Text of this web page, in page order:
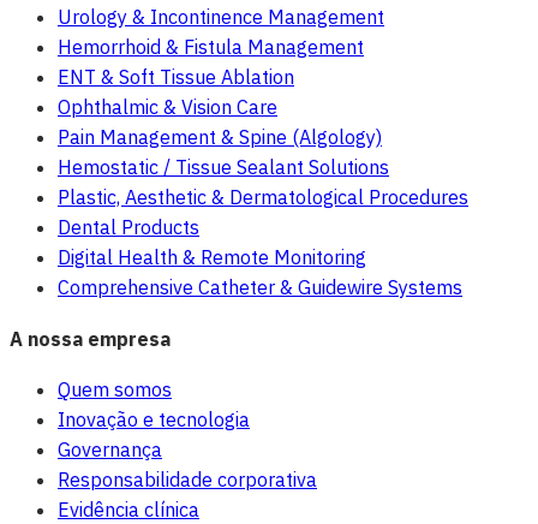
Urology & Incontinence Management
Hemorrhoid & Fistula Management
ENT & Soft Tissue Ablation
Ophthalmic & Vision Care
Pain Management & Spine (Algology)
Hemostatic / Tissue Sealant Solutions
Plastic, Aesthetic & Dermatological Procedures
Dental Products
Digital Health & Remote Monitoring
Comprehensive Catheter & Guidewire Systems
A nossa empresa
Quem somos
Inovação e tecnologia
Governança
Responsabilidade corporativa
Evidência clínica